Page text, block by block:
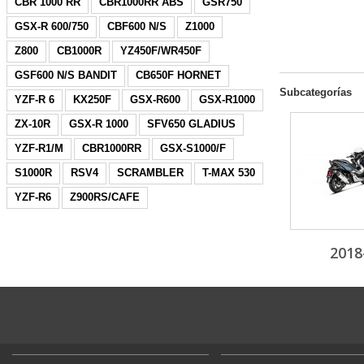
GSX-R 600/750
CBF600 N/S
Z1000
Z800
CB1000R
YZ450F/WR450F
GSF600 N/S BANDIT
CB650F HORNET
YZF-R 6
KX250F GSX-R600
GSX-R1000
ZX-10R
GSX-R 1000
SFV650 GLADIUS
YZF-R1/M
CBR1000RR
GSX-S1000/F
S1000R
RSV4 SCRAMBLER
T-MAX 530
YZF-R6
Z900RS/CAFE
Subcategorías